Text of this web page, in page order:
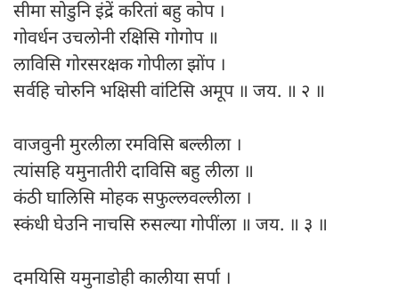
सीमा सोडुनि इंद्रें करितां बहु कोप ।
गोवर्धन उचलोनी रक्षिसि गोगोप ॥
लाविसि गोरसरक्षक गोपीला झोंप ।
सर्वहि चोरुनि भक्षिसी वांटिसि अमूप ॥ जय. ॥ २ ॥
वाजवुनी मुरलीला रमविसि बल्लीला ।
त्यांसहि यमुनातीरी दाविसि बहु लीला ॥
कंठी घालिसि मोहक सफुल्लवल्लीला ।
स्कंधी घेउनि नाचसि रुसल्या गोपींला ॥ जय. ॥ ३ ॥
दमयिसि यमुनाडोही कालीया सर्पा ।